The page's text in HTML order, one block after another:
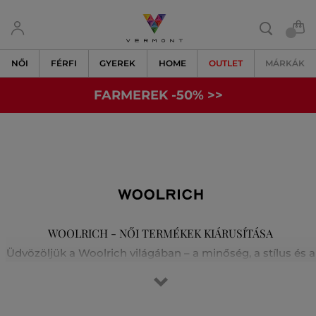
NŐI FÉRFI GYEREK HOME OUTLET MÁRKÁK
FARMEREK -50% >>
WOOLRICH - NŐI TERMÉKEK KIÁRUSÍTÁSA
Üdvözöljük a Woolrich világában – a minőség, a stílus és a
alapították Pennsylvaniában. A márka meleg és tartós